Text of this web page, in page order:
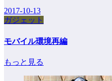
2017-10-13
ガジェット
モバイル環境再編
もっと見る